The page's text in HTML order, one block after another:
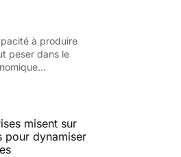
à produire
peser dans le
misent sur
pour dynamiser